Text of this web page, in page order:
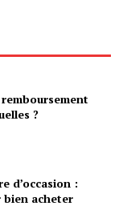
?
d’occasion :
bien acheter